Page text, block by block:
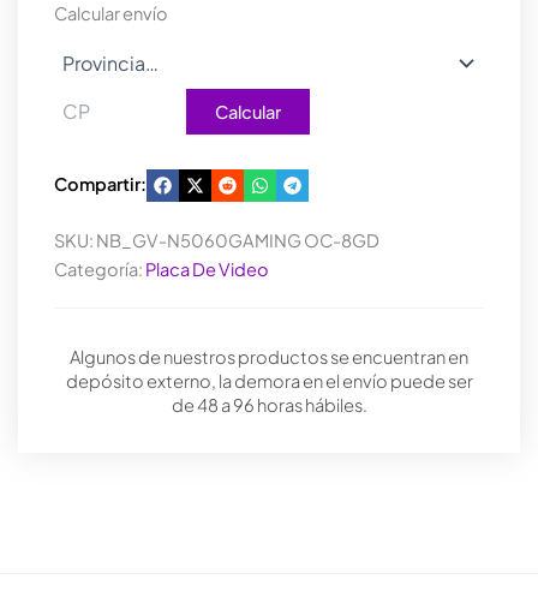
Calcular envío
Calcular
Compartir:
SKU: NB_GV-N5060GAMING OC-8GD
Categoría: Placa De Video
Algunos de nuestros productos se encuentran en
depósito externo, la demora en el envío puede ser
de 48 a 96 horas hábiles.